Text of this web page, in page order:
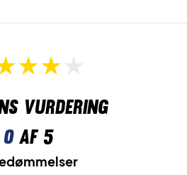
vurdering
0af 5